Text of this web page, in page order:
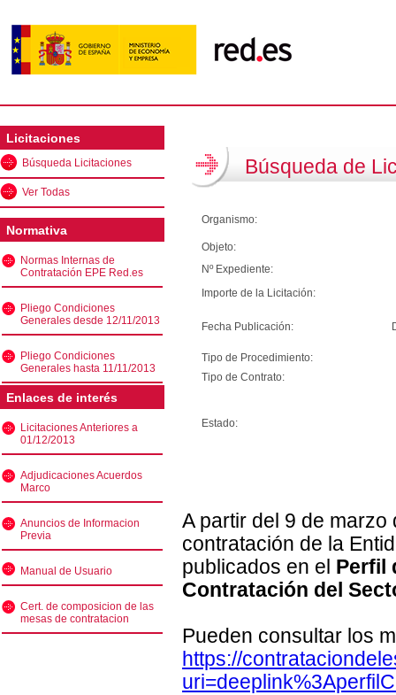
Licitaciones
Búsqueda Licitaciones
Ver Todas
Normativa
Normas Internas de
Contratación EPE Red.es
Pliego Condiciones
Generales desde 12/11/2013
Pliego Condiciones
Generales hasta 11/11/2013
Enlaces de interés
Licitaciones Anteriores a
01/12/2013
Adjudicaciones Acuerdos
Marco
Anuncios de Informacion
Previa
Manual de Usuario
Cert. de composicion de las
mesas de contratacion
Búsqueda de
Organismo:
Objeto:
Nº Expediente:
Importe de la Licitación:
Fecha Publicación:
Tipo de Procedimiento:
Tipo de Contrato:
Estado:
A partir del 9 de
contratación de la
publicados en el Perfil
Contratación del
Pueden consultar los
https://